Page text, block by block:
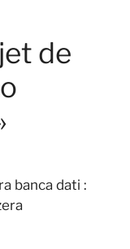
de
banca dati :